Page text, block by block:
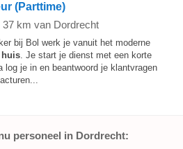
(Parttime)
37 km van Dordrecht
bij Bol werk je vanuit het moderne
. Je start je dienst met een korte
log je in en beantwoord je klantvragen
personeel in Dordrecht: